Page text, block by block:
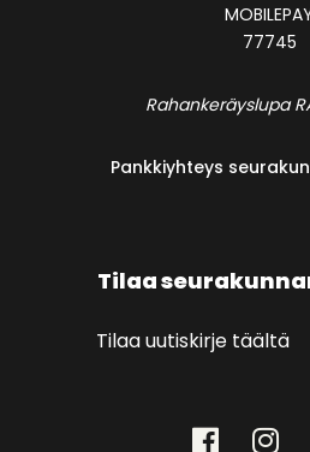
77745
Rahankeräyslupa
Pankkiyhteys
Tilaa
Tilaa uutiskirje täältä